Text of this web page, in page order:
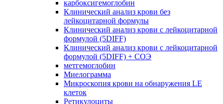
карбоксигемоглобин
Клинический анализ крови без
лейкоцитарной формулы
Клинический анализ крови с лейкоцитарной
формулой (5DIFF)
Клинический анализ крови с лейкоцитарной
формулой (5DIFF) + СОЭ
метгемоглобин
Миелограмма
Микроскопия крови на обнаружения LE
клеток
Ретикулоциты